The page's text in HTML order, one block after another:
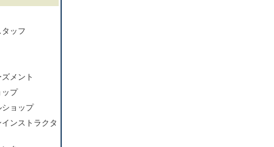
ッフ
メント
ップ
ショップ
ンストラクタ